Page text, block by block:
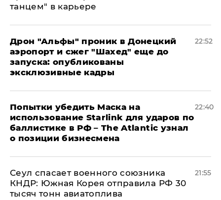
танцем" в карьере
Дрон "Альфы" проник в Донецкий
аэропорт и сжег "Шахед" еще до
запуска: опубликованы
эксклюзивные кадры
22:52
Попытки убедить Маска на
использование Starlink для ударов по
баллистике в РФ – The Atlantic узнал
о позиции бизнесмена
22:40
​Сеул спасает военного союзника
КНДР: Южная Корея отправила РФ 30
тысяч тонн авиатоплива
21:55